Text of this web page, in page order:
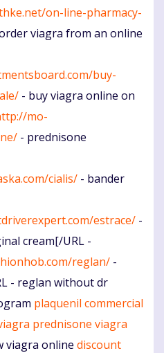
on-line-pharmacy-
viagra from an online
buy-
- buy viagra online on
mo-
- prednisone
cialis/ - bander
estrace/ -
cream[/URL -
reglan/ -
- reglan without dr
plaquenil commercial
prednisone viagra
viagra online discount